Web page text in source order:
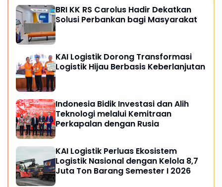
BRI KK RS Carolus Hadir Dekatkan
Solusi Perbankan bagi Masyarakat
KAI Logistik Dorong Transformasi
Logistik Hijau Berbasis Keberlanjutan
Indonesia Bidik Investasi dan Alih
Teknologi melalui Kemitraan
Perkapalan dengan Rusia
KAI Logistik Perluas Ekosistem
Logistik Nasional dengan Kelola 8,7
Juta Ton Barang Semester I 2026